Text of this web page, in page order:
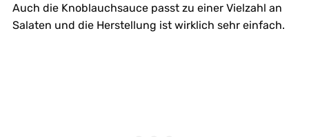
Auch die Knoblauchsauce passt zu einer Vielzahl an
Salaten und die Herstellung ist wirklich sehr einfach.